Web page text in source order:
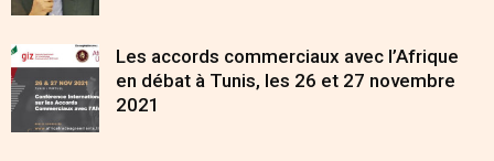
Les accords commerciaux avec l’Afrique
en débat à Tunis, les 26 et 27 novembre
2021